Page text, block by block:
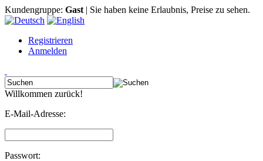
Kundengruppe: Gast | Sie haben keine Erlaubnis, Preise zu sehen.
Registrieren
Anmelden
Willkommen zurück!
E-Mail-Adresse:
Passwort: